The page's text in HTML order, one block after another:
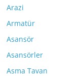
Arazi
Armatür
Asansör
Asansörler
Asma Tavan